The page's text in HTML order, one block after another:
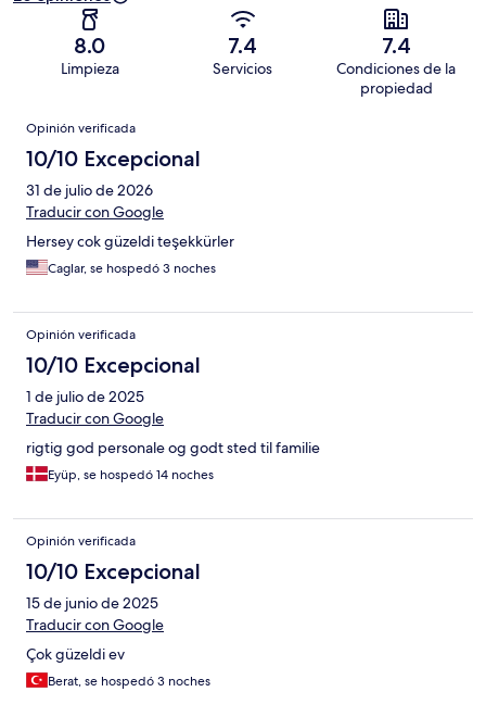
8.0
Limpieza
7.4
Servicios
7.4
Condiciones de la
propiedad
Opiniones
Opinión verificada
10/10 Excepcional
31 de julio de 2026
Traducir con Google
Hersey cok güzeldi teşekkürler
Caglar, se hospedó 3 noches
Opinión verificada
10/10 Excepcional
1 de julio de 2025
Traducir con Google
rigtig god personale og godt sted til familie
Eyüp, se hospedó 14 noches
Opinión verificada
10/10 Excepcional
15 de junio de 2025
Traducir con Google
Çok güzeldi ev
Berat, se hospedó 3 noches